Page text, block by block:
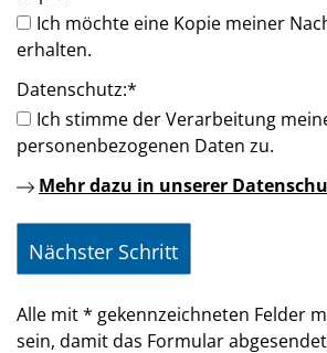
Ich möchte eine Kopie meiner
erhalten.
Datenschutz:*
Ich stimme der Verarbeitung
personenbezogenen Daten zu.
Mehr dazu in unserer
Alle mit* gekennzeichneten Felder
sein, damit das Formular